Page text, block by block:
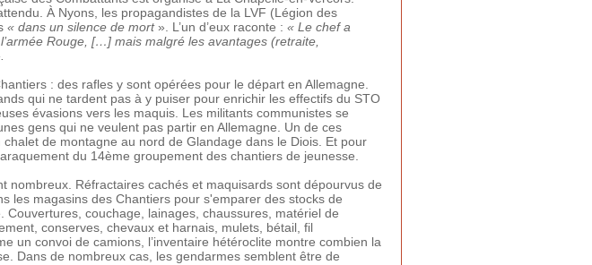
À Nyons, les propagandistes de la LVF (Légion des
« dans un silence de mort». L’un d’eux raconte : « Le chef a
Rouge, […] mais malgré les avantages (retraite,
: des rafles y sont opérées pour le départ en Allemagne.
qui ne tardent pas à y puiser pour enrichir les effectifs du STO
évasions vers les maquis. Les militants communistes se
gens qui ne veulent pas partir en Allemagne. Un de ces
de montagne au nord de Glandage dans le Diois. Et pour
du 14ème groupement des chantiers de jeunesse.
Réfractaires cachés et maquisards sont dépourvus de
les magasins des Chantiers pour s'emparer des stocks de
couchage, lainages, chaussures, matériel de
conserves, chevaux et harnais, mulets, bétail, fil
un convoi de camions, l’inventaire hétéroclite montre combien la
Dans de nombreux cas, les gendarmes semblent être de